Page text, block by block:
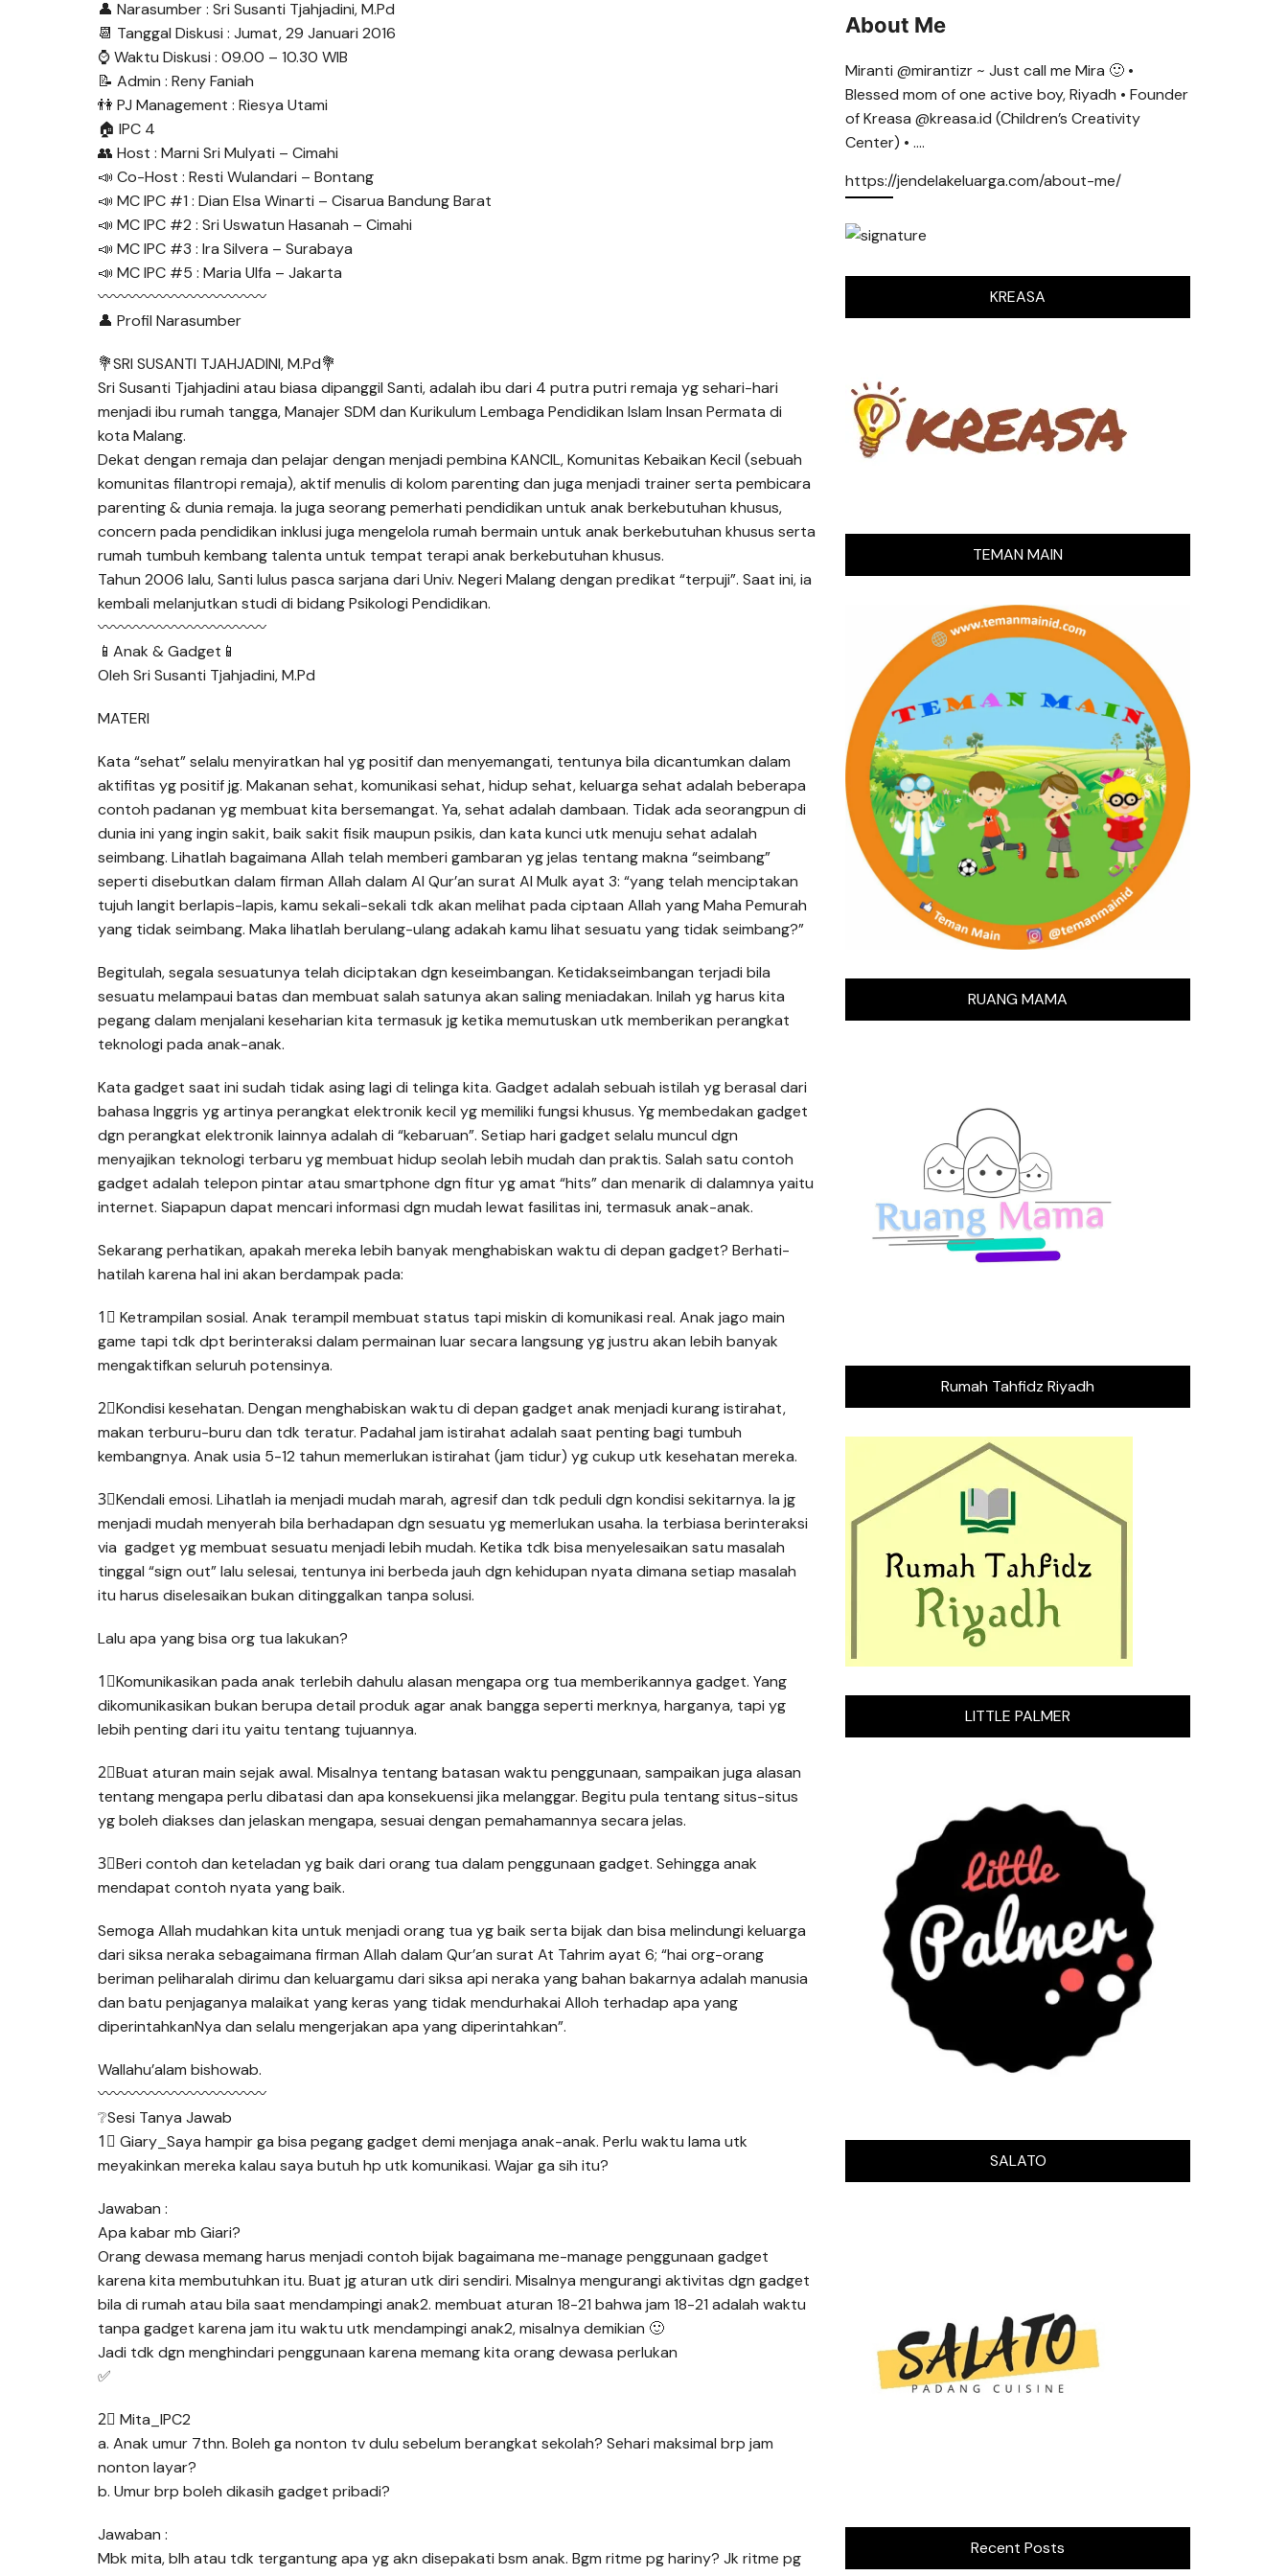
👤 Narasumber : Sri Susanti Tjahjadini, M.Pd
📆 Tanggal Diskusi : Jumat, 29 Januari 2016
⌚ Waktu Diskusi : 09.00 – 10.30 WIB
📝 Admin : Reny Faniah
👫 PJ Management : Riesya Utami
🏠 IPC 4
👥 Host : Marni Sri Mulyati – Cimahi
📣 Co-Host : Resti Wulandari – Bontang
📣 MC IPC #1 : Dian Elsa Winarti – Cisarua Bandung Barat
📣 MC IPC #2 : Sri Uswatun Hasanah – Cimahi
📣 MC IPC #3 : Ira Silvera – Surabaya
📣 MC IPC #5 : Maria Ulfa – Jakarta
〰〰〰〰〰〰〰〰〰〰〰
👤 Profil Narasumber
💐SRI SUSANTI TJAHJADINI, M.Pd💐
Sri Susanti Tjahjadini atau biasa dipanggil Santi, adalah ibu dari 4 putra putri remaja yg sehari-hari
menjadi ibu rumah tangga, Manajer SDM dan Kurikulum Lembaga Pendidikan Islam Insan Permata di
kota Malang.
Dekat dengan remaja dan pelajar dengan menjadi pembina KANCIL, Komunitas Kebaikan Kecil (sebuah
komunitas filantropi remaja), aktif menulis di kolom parenting dan juga menjadi trainer serta pembicara
parenting & dunia remaja. Ia juga seorang pemerhati pendidikan untuk anak berkebutuhan khusus,
concern pada pendidikan inklusi juga mengelola rumah bermain untuk anak berkebutuhan khusus serta
rumah tumbuh kembang talenta untuk tempat terapi anak berkebutuhan khusus.
Tahun 2006 lalu, Santi lulus pasca sarjana dari Univ. Negeri Malang dengan predikat “terpuji”. Saat ini, ia
kembali melanjutkan studi di bidang Psikologi Pendidikan.
〰〰〰〰〰〰〰〰〰〰〰
📱Anak & Gadget📱
Oleh Sri Susanti Tjahjadini, M.Pd
MATERI
Kata “sehat” selalu menyiratkan hal yg positif dan menyemangati, tentunya bila dicantumkan dalam
aktifitas yg positif jg. Makanan sehat, komunikasi sehat, hidup sehat, keluarga sehat adalah beberapa
contoh padanan yg membuat kita bersemangat. Ya, sehat adalah dambaan. Tidak ada seorangpun di
dunia ini yang ingin sakit, baik sakit fisik maupun psikis, dan kata kunci utk menuju sehat adalah
seimbang. Lihatlah bagaimana Allah telah memberi gambaran yg jelas tentang makna “seimbang”
seperti disebutkan dalam firman Allah dalam Al Qur’an surat Al Mulk ayat 3: “yang telah menciptakan
tujuh langit berlapis-lapis, kamu sekali-sekali tdk akan melihat pada ciptaan Allah yang Maha Pemurah
yang tidak seimbang. Maka lihatlah berulang-ulang adakah kamu lihat sesuatu yang tidak seimbang?”
Begitulah, segala sesuatunya telah diciptakan dgn keseimbangan. Ketidakseimbangan terjadi bila
sesuatu melampaui batas dan membuat salah satunya akan saling meniadakan. Inilah yg harus kita
pegang dalam menjalani keseharian kita termasuk jg ketika memutuskan utk memberikan perangkat
teknologi pada anak-anak.
Kata gadget saat ini sudah tidak asing lagi di telinga kita. Gadget adalah sebuah istilah yg berasal dari
bahasa Inggris yg artinya perangkat elektronik kecil yg memiliki fungsi khusus. Yg membedakan gadget
dgn perangkat elektronik lainnya adalah di “kebaruan”. Setiap hari gadget selalu muncul dgn
menyajikan teknologi terbaru yg membuat hidup seolah lebih mudah dan praktis. Salah satu contoh
gadget adalah telepon pintar atau smartphone dgn fitur yg amat “hits” dan menarik di dalamnya yaitu
internet. Siapapun dapat mencari informasi dgn mudah lewat fasilitas ini, termasuk anak-anak.
Sekarang perhatikan, apakah mereka lebih banyak menghabiskan waktu di depan gadget? Berhati-
hatilah karena hal ini akan berdampak pada:
1⃣ Ketrampilan sosial. Anak terampil membuat status tapi miskin di komunikasi real. Anak jago main
game tapi tdk dpt berinteraksi dalam permainan luar secara langsung yg justru akan lebih banyak
mengaktifkan seluruh potensinya.
2⃣Kondisi kesehatan. Dengan menghabiskan waktu di depan gadget anak menjadi kurang istirahat,
makan terburu-buru dan tdk teratur. Padahal jam istirahat adalah saat penting bagi tumbuh
kembangnya. Anak usia 5-12 tahun memerlukan istirahat (jam tidur) yg cukup utk kesehatan mereka.
3⃣Kendali emosi. Lihatlah ia menjadi mudah marah, agresif dan tdk peduli dgn kondisi sekitarnya. Ia jg
menjadi mudah menyerah bila berhadapan dgn sesuatu yg memerlukan usaha. Ia terbiasa berinteraksi
via gadget yg membuat sesuatu menjadi lebih mudah. Ketika tdk bisa menyelesaikan satu masalah
tinggal “sign out” lalu selesai, tentunya ini berbeda jauh dgn kehidupan nyata dimana setiap masalah
itu harus diselesaikan bukan ditinggalkan tanpa solusi.
Lalu apa yang bisa org tua lakukan?
1⃣Komunikasikan pada anak terlebih dahulu alasan mengapa org tua memberikannya gadget. Yang
dikomunikasikan bukan berupa detail produk agar anak bangga seperti merknya, harganya, tapi yg
lebih penting dari itu yaitu tentang tujuannya.
2⃣Buat aturan main sejak awal. Misalnya tentang batasan waktu penggunaan, sampaikan juga alasan
tentang mengapa perlu dibatasi dan apa konsekuensi jika melanggar. Begitu pula tentang situs-situs
yg boleh diakses dan jelaskan mengapa, sesuai dengan pemahamannya secara jelas.
3⃣Beri contoh dan keteladan yg baik dari orang tua dalam penggunaan gadget. Sehingga anak
mendapat contoh nyata yang baik.
Semoga Allah mudahkan kita untuk menjadi orang tua yg baik serta bijak dan bisa melindungi keluarga
dari siksa neraka sebagaimana firman Allah dalam Qur’an surat At Tahrim ayat 6; “hai org-orang
beriman peliharalah dirimu dan keluargamu dari siksa api neraka yang bahan bakarnya adalah manusia
dan batu penjaganya malaikat yang keras yang tidak mendurhakai Alloh terhadap apa yang
diperintahkanNya dan selalu mengerjakan apa yang diperintahkan”.
Wallahu’alam bishowab.
〰〰〰〰〰〰〰〰〰〰〰
❔Sesi Tanya Jawab
1⃣ Giary_Saya hampir ga bisa pegang gadget demi menjaga anak-anak. Perlu waktu lama utk
meyakinkan mereka kalau saya butuh hp utk komunikasi. Wajar ga sih itu?
Jawaban :
Apa kabar mb Giari?
Orang dewasa memang harus menjadi contoh bijak bagaimana me-manage penggunaan gadget
karena kita membutuhkan itu. Buat jg aturan utk diri sendiri. Misalnya mengurangi aktivitas dgn gadget
bila di rumah atau bila saat mendampingi anak2. membuat aturan 18-21 bahwa jam 18-21 adalah waktu
tanpa gadget karena jam itu waktu utk mendampingi anak2, misalnya demikian 🙂
Jadi tdk dgn menghindari penggunaan karena memang kita orang dewasa perlukan
✅
2⃣ Mita_IPC2
a. Anak umur 7thn. Boleh ga nonton tv dulu sebelum berangkat sekolah? Sehari maksimal brp jam
nonton layar?
b. Umur brp boleh dikasih gadget pribadi?
Jawaban :
Mbk mita, blh atau tdk tergantung apa yg akn disepakati bsm anak. Bgm ritme pg hariny? Jk ritme pg
About Me
Miranti @mirantizr ~ Just call me Mira 🙂 •
Blessed mom of one active boy, Riyadh • Founder
of Kreasa @kreasa.id (Children’s Creativity
Center) • ….
https://jendelakeluarga.com/about-me/
KREASA
TEMAN MAIN
RUANG MAMA
Rumah Tahfidz Riyadh
LITTLE PALMER
SALATO
Recent Posts